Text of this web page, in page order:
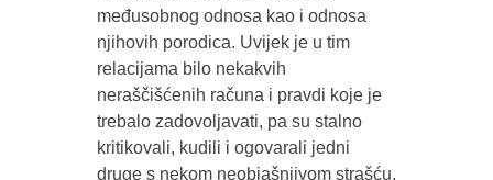
međusobnog odnosa kao i odnosa
njihovih porodica. Uvijek je u tim
relacijama bilo nekakvih
neraščišćenih računa i pravdi koje je
trebalo zadovoljavati, pa su stalno
kritikovali, kudili i ogovarali jedni
druge s nekom neobjašnjivom strašću,